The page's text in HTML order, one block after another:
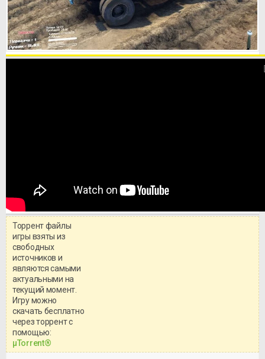
системными требованиями и
Торрент файлы
игры взяты из
свободных
источников и
являются самыми
актуальными на
текущий момент.
Игру можно
скачать бесплатно
через торрент с
помощью:
μTorrent®